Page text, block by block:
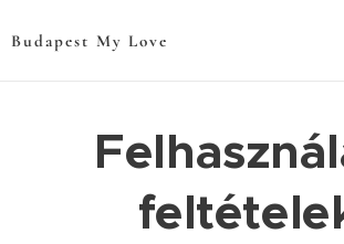
Budapest My Love